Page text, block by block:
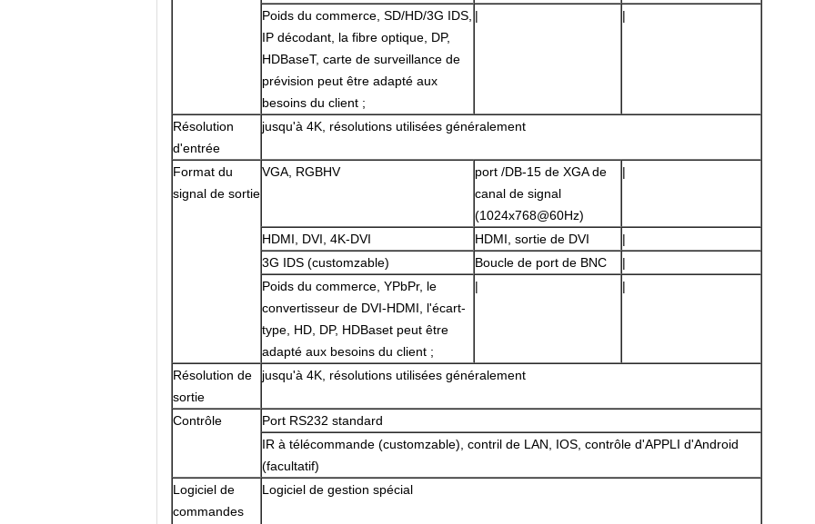
SOUMETTRE
Poids du commerce, SD/HD/3G IDS,
IP décodant, la fibre optique, DP,
HDBaseT, carte de surveillance de
prévision peut être adapté aux
besoins du client ;
| |
Résolution
d'entrée
jusqu'à 4K, résolutions utilisées généralement
Format du
signal de sortie
VGA, RGBHV
port /DB-15 de XGA de
canal de signal
(1024x768@60Hz)
|
HDMI, DVI, 4K-DVI HDMI, sortie de DVI
|
3G IDS (customzable)
Boucle de port de BNC
|
Poids du commerce, YPbPr, le
convertisseur de DVI-HDMI, l'écart-
type, HD, DP, HDBaset peut être
adapté aux besoins du client ;
| |
Résolution de
sortie
jusqu'à 4K, résolutions utilisées généralement
Contrôle
Port RS232 standard
IR à télécommande (customzable), contril de LAN, IOS, contrôle d'APPLI d'Android
(facultatif)
Logiciel de
commandes
Logiciel de gestion spécial